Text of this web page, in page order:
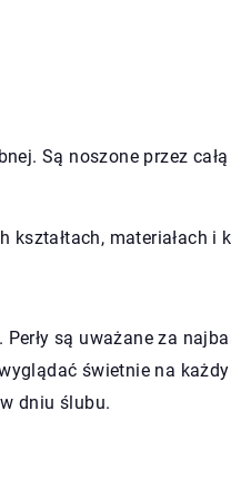
Są noszone przez
materiałach i
są uważane za
świetnie na
dniu ślubu.